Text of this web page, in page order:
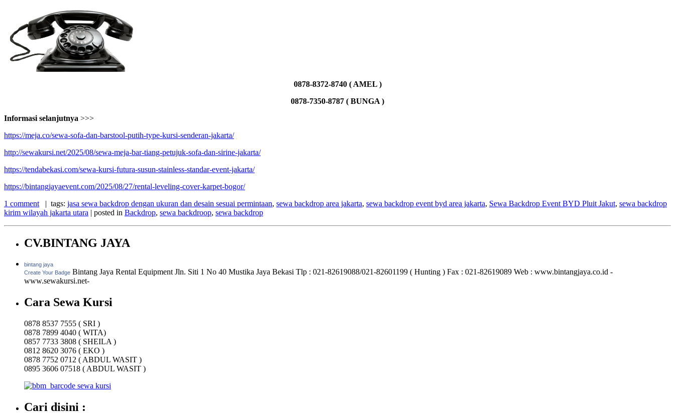
0878-8372-8740 ( AMEL )
0878-7350-8787 ( BUNGA )
Informasi selanjutnya >>>
https://meja.co/sewa-sofa-dan-barstool-putih-type-kursi-senderan-jakarta/
http://sewakursi.net/2025/08/sewa-meja-bar-tiang-petujuk-sofa-dan-sirine-jakarta/
https://tendabekasi.com/sewa-kursi-futura-susun-stainless-standar-event-jakarta/
https://bintangjayaevent.com/2025/08/27/rental-leveling-cover-karpet-bogor/
1 comment | tags: jasa sewa backdrop dengan ukuran dan desain sesuai permintaan, sewa backdrop area jakarta, sewa backdrop event byd area jakarta, Sewa Backdrop Event BYD Pluit Jakut, sewa backdrop
kirim wilayah jakarta utara | posted in Backdrop, sewa backdroop, sewa backdrop
CV.BINTANG JAYA
bintang jaya
Create Your Badge Bintang Jaya Rental Equipment Jln. Siti 1 No 40 Mustika Jaya Bekasi Tlp : 021-82619088/021-82601199 ( Hunting ) Fax : 021-82619089 Web : www.bintangjaya.co.id -
www.sewakursi.net-
Cara Sewa Kursi
0878 8537 7555 ( SRI )
0878 7899 4040 ( WITA)
0857 7733 3808 ( SHEILA )
0812 8620 3076 ( EKO )
0878 7752 0712 ( ABDUL WASIT )
0895 3606 07518 ( ABDUL WASIT )
Cari disini :